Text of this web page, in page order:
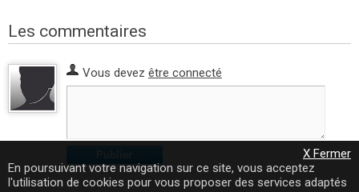
Les commentaires
Vous devez être connecté
X Fermer
En poursuivant votre navigation sur ce site, vous acceptez
l'utilisation de cookies pour vous proposer des services adaptés